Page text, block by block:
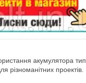
акумулятора
різноманітних проектів.